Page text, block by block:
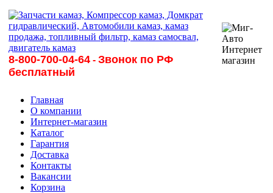
8-800-700-04-64 - Звонок по РФ
бесплатный
Главная
О компании
Интернет-магазин
Каталог
Гарантия
Доставка
Контакты
Вакансии
Корзина